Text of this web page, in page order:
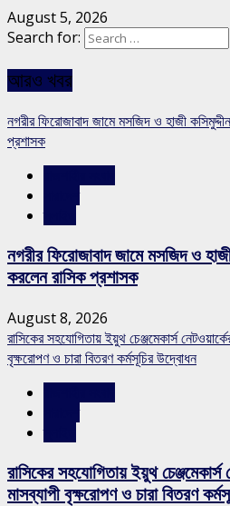
August 5, 2026
Search for:
আরও খবর
নগরীর ফিরোজাবাদ জামে মসজিদ ও হাজী
প্রশাসক
নগরীর ফিরোজাবাদ জামে মসজিদ ও
করলেন রাসিক প্রশাসক
August 8, 2026
রাসিকের সহযোগিতায় ইয়ুথ চেঞ্জমেকার্স
বৃক্ষরোপণ ও চারা বিতরণ কর্মসূচির উদ্বোধন
রাসিকের সহযোগিতায় ইয়ুথ
মাসব্যাপী বৃক্ষরোপণ ও চারা বিতরণ